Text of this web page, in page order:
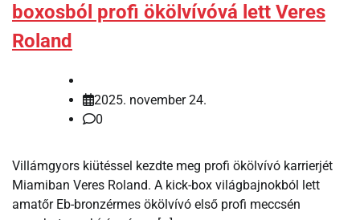
boxosból profi ökölvívóvá lett Veres
Roland
2025. november 24.
0
Villámgyors kiütéssel kezdte meg profi ökölvívó karrierjét
Miamiban Veres Roland. A kick-box világbajnokból lett
amatőr Eb-bronzérmes ökölvívó első profi meccsén